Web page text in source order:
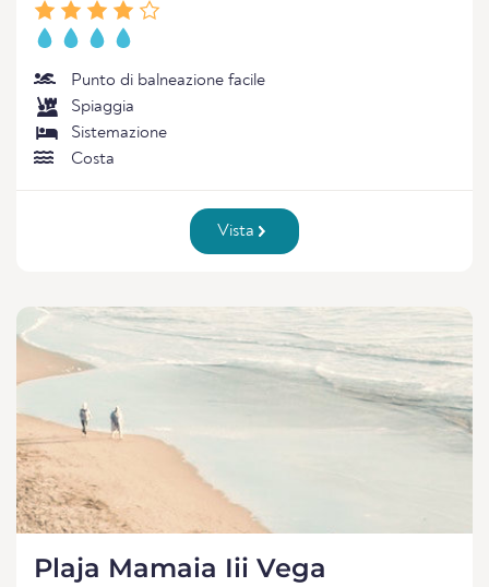
Punto di balneazione facile
Spiaggia
Sistemazione
Costa
Vista
Plaja Mamaia Iii Vega